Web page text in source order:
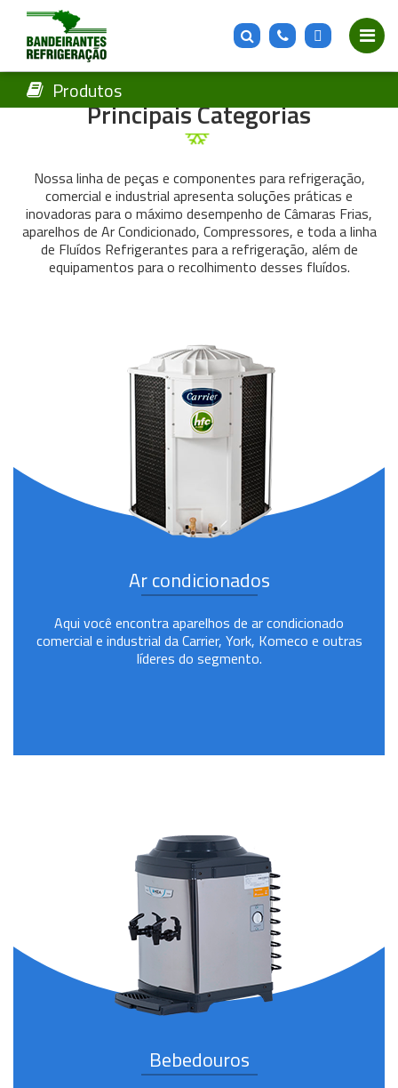
Produtos
Principais Categorias
Nossa linha de peças e componentes para refrigeração,
comercial e industrial apresenta soluções práticas e
inovadoras para o máximo desempenho de Câmaras Frias,
aparelhos de Ar Condicionado, Compressores, e toda a linha
de Fluídos Refrigerantes para a refrigeração, além de
equipamentos para o recolhimento desses fluídos.
Ar condicionados
Aqui você encontra aparelhos de ar condicionado
comercial e industrial da Carrier, York, Komeco e outras
líderes do segmento.
Bebedouros
Produtos